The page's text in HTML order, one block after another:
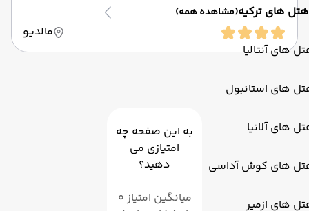
هتل های ترکیه(مشاهده همه)
های آنتالیا
های استانبول
های آلانیا
های کوش آداسی
های ازمیر
مالدیو
به این صفحه چه
امتیازی می
دهید؟
میانگین امتیاز 0